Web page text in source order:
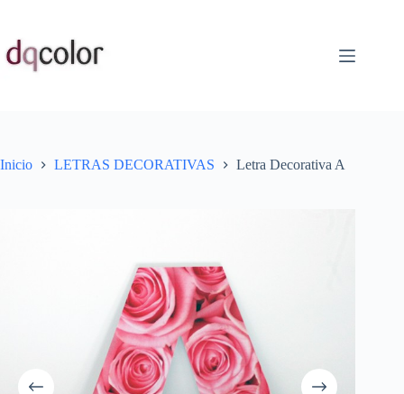
contenido
Inicio LETRAS DECORATIVAS Letra Decorativa A